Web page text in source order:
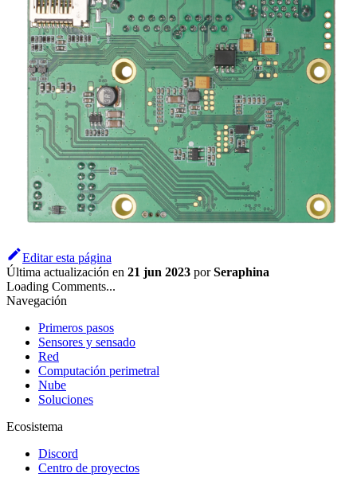
Editar esta página
Última actualización en 21 jun 2023 porSeraphina
Loading Comments...
Navegación
Primeros pasos
Sensores y sensado
Red
Computación perimetral
Nube
Soluciones
Ecosistema
Discord
Centro de proyectos